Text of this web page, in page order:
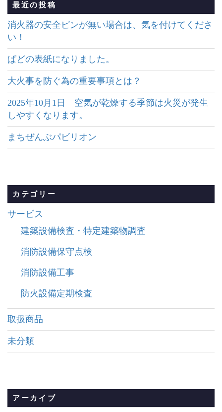
最近の投稿
消火器の安全ピンが無い場合は、気を付けてくださ
い！
ぱどの表紙になりました。
大火事を防ぐ為の重要事項とは？
2025年10月1日 空気が乾燥する季節は火災が発生
しやすくなります。
まちぜんぶパビリオン
カテゴリー
サービス
建築設備検査・特定建築物調査
消防設備保守点検
消防設備工事
防火設備定期検査
取扱商品
未分類
アーカイブ